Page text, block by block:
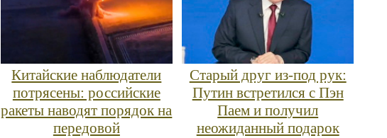
Китайские наблюдатели
потрясены: российские
ракеты наводят порядок на
передовой
Старый друг из-под рук:
Путин встретился с Пэн
Паем и получил
неожиданный подарок